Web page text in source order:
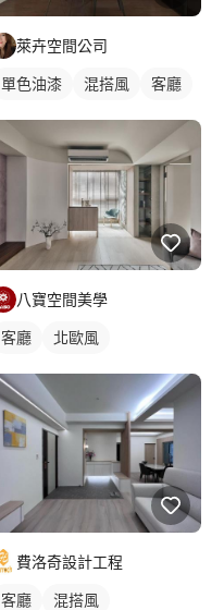
萊卉空間公司
單色油漆 混搭風 客廳
八寶空間美學
客廳 北歐風
費洛奇設計工程
客廳 混搭風